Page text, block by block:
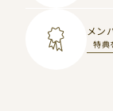
メン
特典